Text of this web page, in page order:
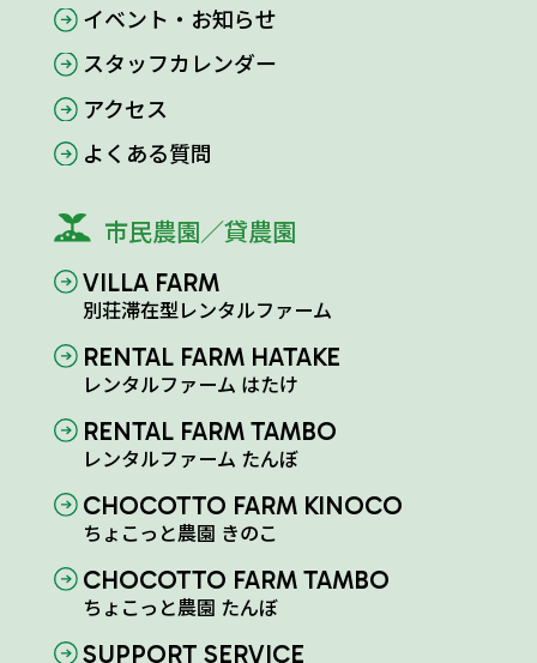
イベント・お知らせ
スタッフカレンダー
アクセス
よくある質問
市民農園／貸農園
VILLA FARM
別荘滞在型レンタルファーム
RENTAL FARM HATAKE
レンタルファーム はたけ
RENTAL FARM TAMBO
レンタルファーム たんぼ
CHOCOTTO FARM KINOCO
ちょこっと農園 きのこ
CHOCOTTO FARM TAMBO
ちょこっと農園 たんぼ
SUPPORT SERVICE